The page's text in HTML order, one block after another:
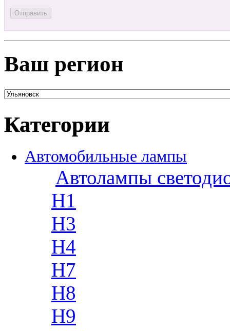
Ваш регион
Категории
Автомобильные лампы
Автолампы
H1
H3
H4
H7
H8
H9